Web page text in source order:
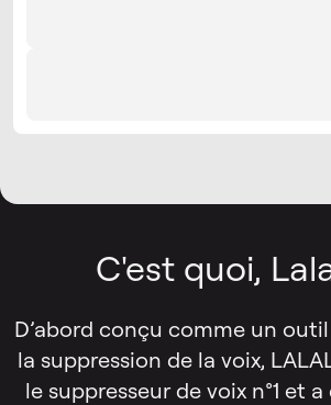
C'est quoi,
D’abord conçu comme un
la suppression de la voix,
le suppresseur de voix n°1 et